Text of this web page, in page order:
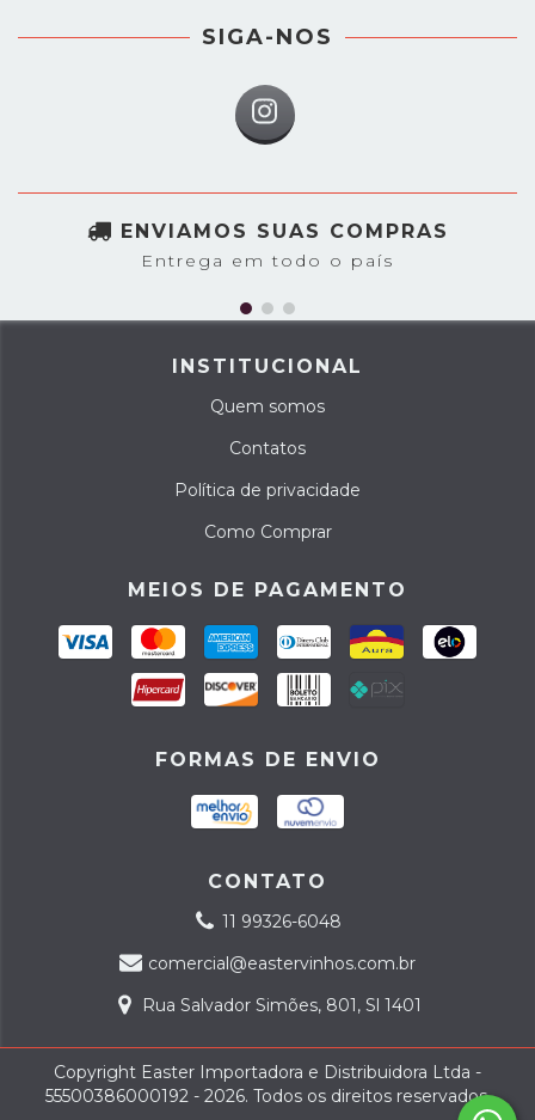
SIGA-NOS
ENVIAMOS SUAS COMPRAS
Entrega em todo o país
INSTITUCIONAL
Quem somos
Contatos
Política de privacidade
Como Comprar
MEIOS DE PAGAMENTO
FORMAS DE ENVIO
CONTATO
11 99326-6048
comercial@eastervinhos.com.br
Rua Salvador Simões, 801, Sl 1401
Copyright Easter Importadora e Distribuidora Ltda -
55500386000192 - 2026. Todos os direitos reservados.